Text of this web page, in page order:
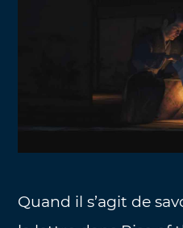
Quand il s’agit de